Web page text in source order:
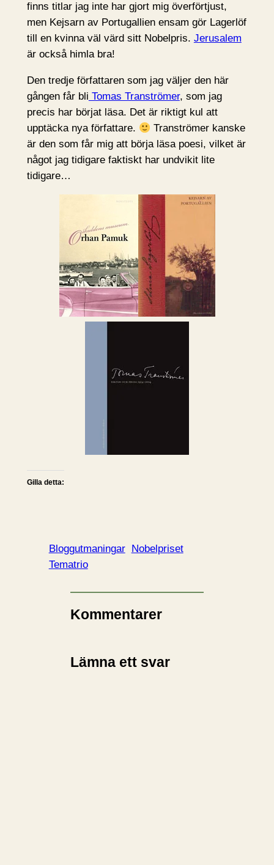
finns titlar jag inte har gjort mig överförtjust,
men Kejsarn av Portugallien ensam gör Lagerlöf
till en kvinna väl värd sitt Nobelpris. Jerusalem
är också himla bra!
Den tredje författaren som jag väljer den här
gången får bli Tomas Tranströmer, som jag
precis har börjat läsa. Det är riktigt kul att
upptäcka nya författare.
Tranströmer kanske
är den som får mig att börja läsa poesi, vilket är
något jag tidigare faktiskt har undvikit lite
tidigare…
Gilla detta:
Bloggutmaningar
Nobelpriset
Tematrio
Kommentarer
Lämna ett svar